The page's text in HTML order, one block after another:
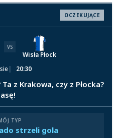
OCZEKUJĄCE
VS
Wisła Płock
20:30
z Krakowa, czy z Płocka?
TYP
strzeli gola